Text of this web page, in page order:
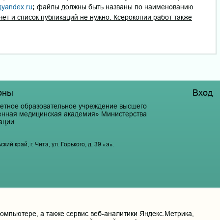
; файлы должны быть названы по наименованию
и список публикаций не нужно. Ксерокопии работ также
образовательное учреждение высшего
медицинская академия» Министерства
край, г. Чита, ул. Горького, д. 39 «а».
Вход
а также сервис веб-аналитики Яндекс.Метрика,